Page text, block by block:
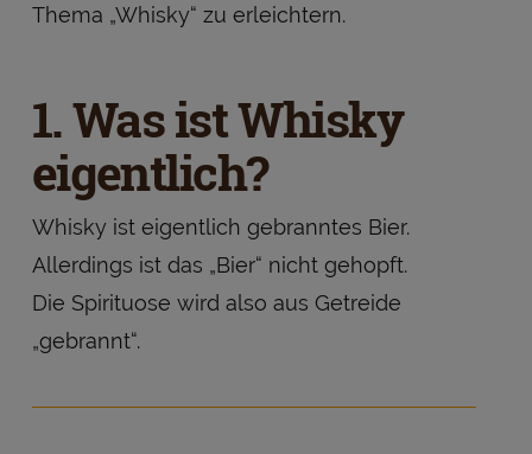
Thema „Whisky“ zu erleichtern.
1. Was ist Whisky
eigentlich?
Whisky ist eigentlich gebranntes Bier.
Allerdings ist das „Bier“ nicht gehopft.
Die Spirituose wird also aus Getreide
„gebrannt“.